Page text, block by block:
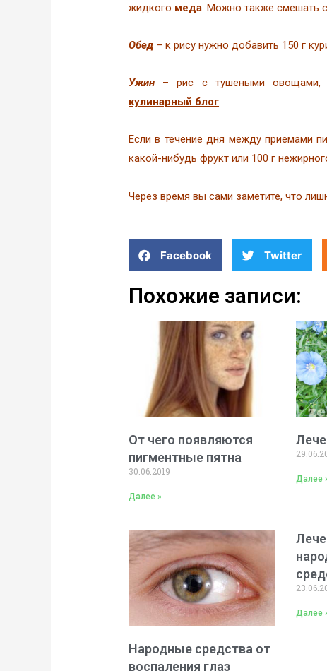
жидкого меда . Можно также смешать
Обед – к рису нужно добавить 150 г
Ужин – рис с тушеными овощами,
кулинарный блог.
Если в течение дня между приемами
какой-нибудь фрукт или 100 г
Через время вы сами заметите, что
Facebook Twitter
Похожие записи:
От чего появляются
пигментные пятна
30.06.2019
Далее »
Далее
Народные средства от
воспаления глаз
Далее